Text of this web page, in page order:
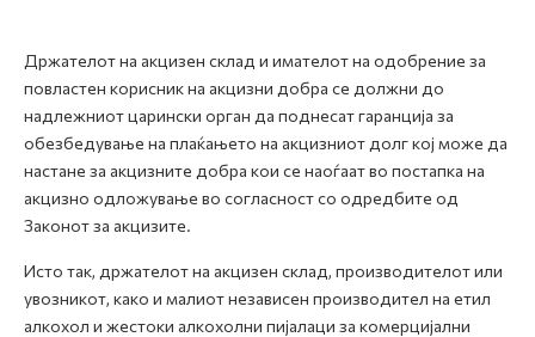
Контакт
Е-Весник
Држателот на акцизен склад и имателот на одобрение за
повластен корисник на акцизни добра се должни до
надлежниот царински орган да поднесат гаранција за
обезбедување на плаќањето на акцизниот долг кој може да
настане за акцизните добра кои се наоѓаат во постапка на
акцизно одложување во согласност со одредбите од
Законот за акцизите.
Исто так, држателот на акцизен склад, производителот или
увозникот, како и малиот независен производител на етил
алкохол и жестоки алкохолни пијалаци за комерцијални